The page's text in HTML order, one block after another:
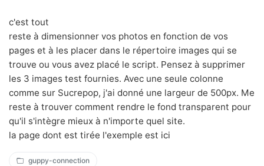
c'est tout
reste à dimensionner vos photos en fonction de vos
pages et à les placer dans le répertoire images qui se
trouve ou vous avez placé le script. Pensez à supprimer
les 3 images test fournies. Avec une seule colonne
comme sur Sucrepop, j'ai donné une largeur de 500px. Me
reste à trouver comment rendre le fond transparent pour
qu'il s'intègre mieux à n'importe quel site.
la page dont est tirée l'exemple est ici
guppy-connection